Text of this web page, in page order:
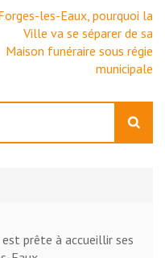
les-Eaux, pourquoi la
Ville va se séparer de sa
Maison funéraire sous régie
municipale
prête à accueillir ses